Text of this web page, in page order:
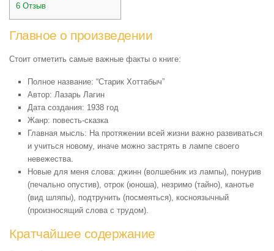
6 Отзыв
Главное о произведении
Стоит отметить самые важные факты о книге:
Полное название: “Старик Хоттабыч”
Автор: Лазарь Лагин
Дата создания: 1938 год
Жанр: повесть-сказка
Главная мысль: На протяжении всей жизни важно развиваться
и учиться новому, иначе можно застрять в лампе своего
невежества.
Новые для меня слова: джинн (волшебник из лампы), понурив
(печально опустив), отрок (юноша), незримо (тайно), канотье
(вид шляпы), подтрунить (посмеяться), косноязычный
(произносящий слова с трудом).
Кратчайшее содержание